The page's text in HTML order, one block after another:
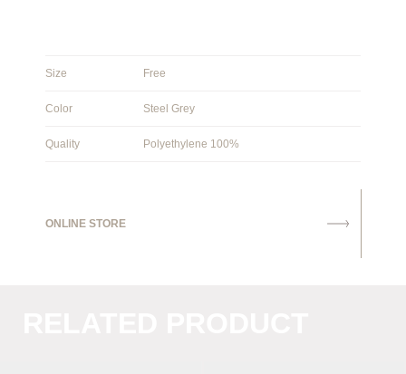
Size Free
Color Steel Grey
Quality Polyethylene 100%
ONLINE STORE